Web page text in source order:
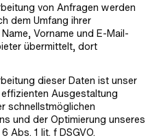
von Anfragen werden
dem Umfang ihrer
Vorname und E-Mail-
übermittelt, dort
dieser Daten ist unser
Ausgestaltung
schnellstmöglichen
und der Optimierung unseres
Abs. 1 lit. f DSGVO.